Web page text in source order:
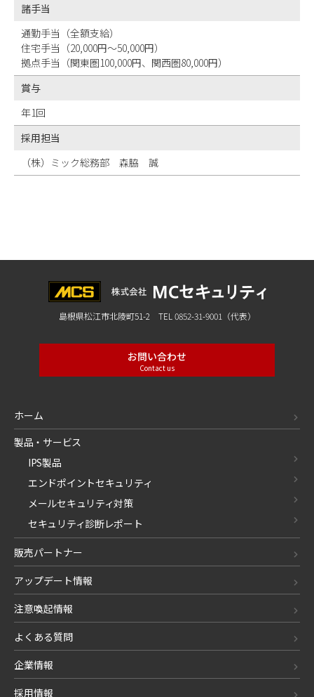
諸手当
通勤手当（全額支給）
住宅手当（20,000円～50,000円）
拠点手当（関東圏100,000円、関西圏80,000円）
賞与
年1回
採用担当
（株）ミック総務部 森脇 誠
島根県松江市北陵町51-2 TEL 0852-31-9001（代表）
お問い合わせ
Contact us
ホーム
製品・サービス
IPS製品
エンドポイントセキュリティ
メールセキュリティ対策
セキュリティ診断レポート
販売パートナー
アップデート情報
注意喚起情報
よくある質問
企業情報
採用情報